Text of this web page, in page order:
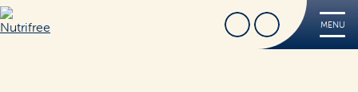
Nutrifree MENU
CercaTrova Negozio